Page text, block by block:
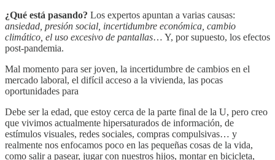
¿Qué está pasando? Los expertos apuntan a varias causas:
ansiedad, presión social, incertidumbre económica, cambio
climático, el uso excesivo de pantallas… Y, por supuesto, los efectos
post-pandemia.
Mal momento para ser joven, la incertidumbre de cambios en el
mercado laboral, el difícil acceso a la vivienda, las pocas
oportunidades para
Debe ser la edad, que estoy cerca de la parte final de la U, pero creo
que vivimos actualmente hipersaturados de información, de
estímulos visuales, redes sociales, compras compulsivas… y
realmente nos enfocamos poco en las pequeñas cosas de la vida,
como salir a pasear, jugar con nuestros hijos, montar en bicicleta,